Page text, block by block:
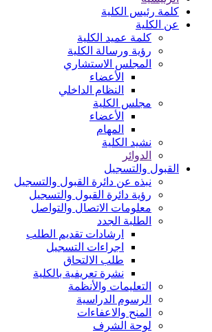
كلمة رئيس الكلية
عن الكلية
كلمة عميد الكلية
رؤية ورسالة الكلية
المجلس الاستشاري
الأعضاء
النظام الداخلي
مجلس الكلية
الأعضاء
المهام
نشيد الكلية
الدوائر
القبول والتسجيل
نبذه عن دائرة القبول والتسجيل
رؤية دائرة القبول والتسجيل
معلومات الاتصال والتواصل
الطلبة الجدد
ارشادات تقديم الطلب
اجراءات التسجيل
طلب الالتحاق
نشرة تعريفية بالكلية
التعليمات والأنظمة
الرسوم الدراسية
المنح والاعفاءات
لوحة الشرف